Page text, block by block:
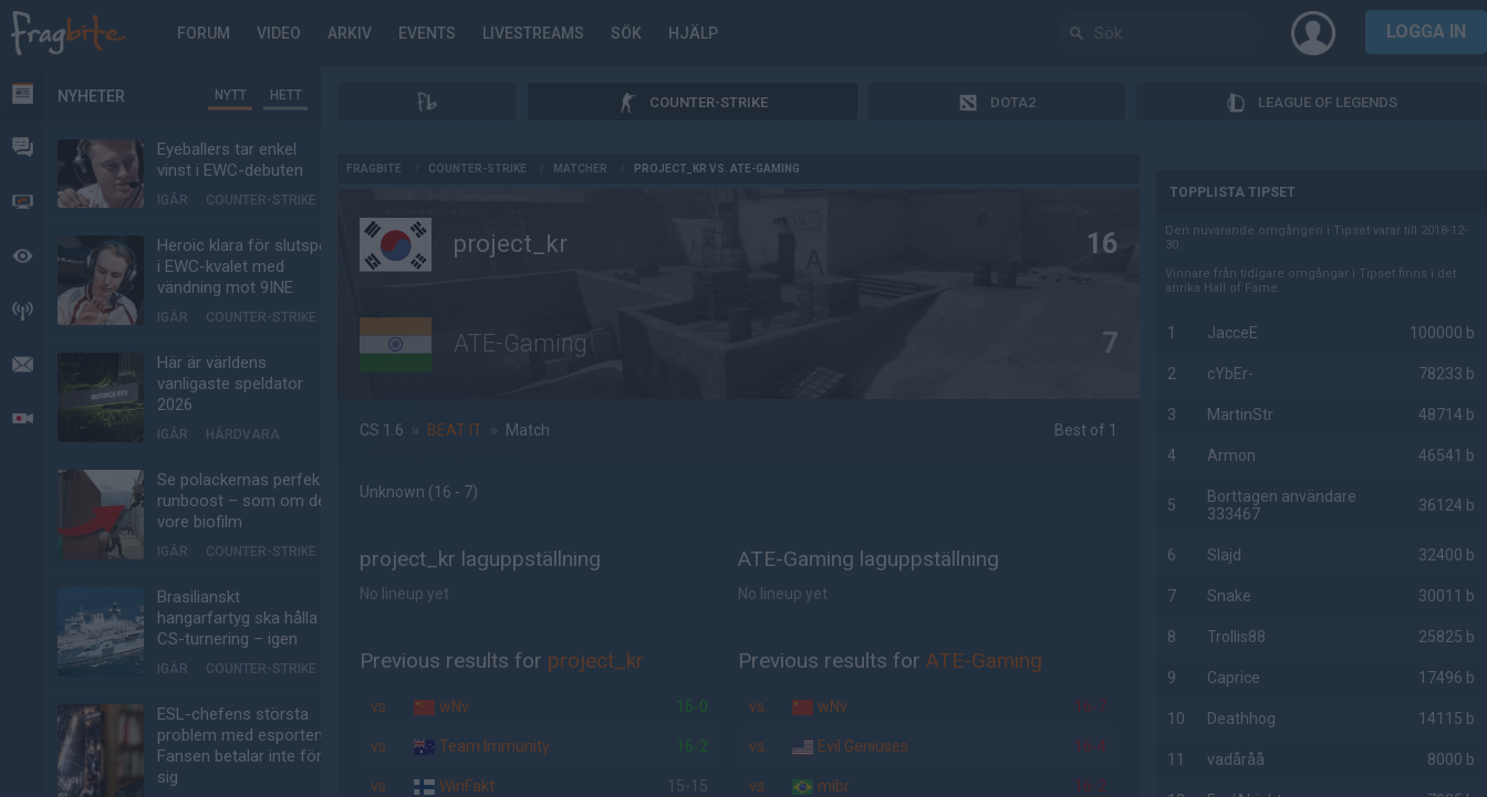
FORUM VIDEO ARKIV EVENTS LIVESTREAMS SÖK HJÄLP LOGGA IN
NYHETER
FORUM
VIDEO
BEVAKAT
HÄNDELSER
LIVESÄNDNINGAR
NYHETER NYTT HETT
Eyeballers tar enkel
vinst i EWC-debuten
IGÅR COUNTER-STRIKE
Heroic klara för slutspel
i EWC-kvalet med
vändning mot 9INE
IGÅR COUNTER-STRIKE
Här är världens
vanligaste speldator
2026
IGÅR HÅRDVARA
Se polackernas perfekta
runboost – som om det
vore biofilm
IGÅR COUNTER-STRIKE
Brasilianskt
hangarfartyg ska hålla
CS-turnering – igen
IGÅR COUNTER-STRIKE
ESL-chefens största
problem med esporten:
Fansen betalar inte för
sig
COUNTER-STRIKE DOTA2 LEAGUE OF LEGENDS
FRAGBITE COUNTER-STRIKE MATCHER PROJECT_KR VS. ATE-GAMING
project_kr 16
ATE-Gaming 7
CS 1.6 » BEAT IT » Match Best of 1
Unknown (16 - 7)
project_kr laguppställning
No lineup yet
ATE-Gaming laguppställning
No lineup yet
Previous results for project_kr
vs. wNv 16-0
vs. Team Immunity 16-2
vs. WinFakt 15-15
Previous results for ATE-Gaming
vs. wNv 16-7
vs. Evil Geniuses 16-4
vs. mibr 16-2
TOPPLISTA TIPSET
Den nuvarande omgången i Tipset varar till 2018-12-
30.
Vinnare från tidigare omgångar i Tipset finns i det
anrika Hall of Fame.
1 JacceE 100000 b
2 cYbEr- 78233 b
3 MartinStr 48714 b
4 Armon 46541 b
5
Borttagen användare
333467
36124 b
6 Slajd 32400 b
7 Snake 30011 b
8 Trollis88 25825 b
9 Caprice 17496 b
10 Deathhog 14115 b
11 vadåråå 8000 b